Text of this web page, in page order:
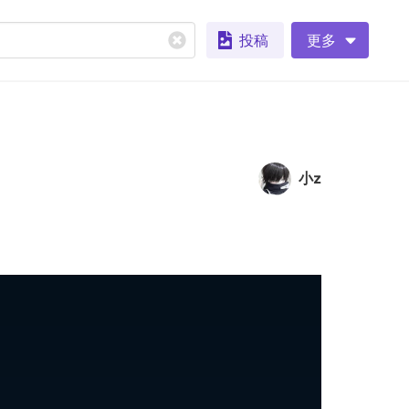
投稿 更多
小z